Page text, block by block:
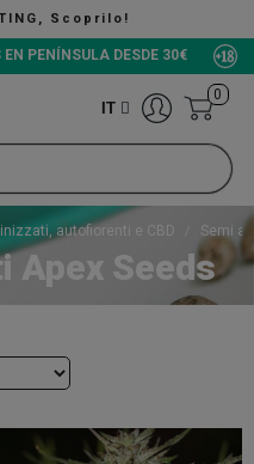
Scoprilo!
PENÍNSULA DESDE 30€
IT
0
autofiorenti e CBD Semi
Apex Seeds